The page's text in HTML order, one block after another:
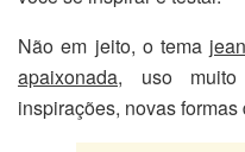
Não em jeito, o tema
apaixonada, uso muito
inspirações, novas